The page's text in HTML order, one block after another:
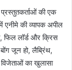
की एक
एनीमे की व्यापक अपील
फिल लॉर्ड और क्रिस
बोंग जून हो, लैब्रिंथ,
विजेताओं का खुलासा